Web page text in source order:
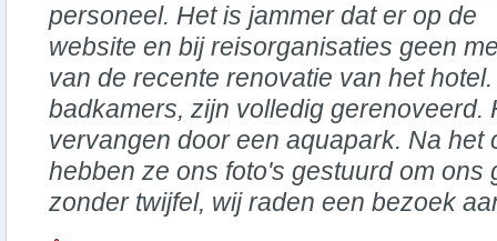
personeel. Het is jammer dat er op de
website en bij reisorganisaties geen
van de recente renovatie van het
badkamers, zijn volledig gerenoveerd.
vervangen door een aquapark. Na het
hebben ze ons foto's gestuurd om ons
zonder twijfel, wij raden een bezoek